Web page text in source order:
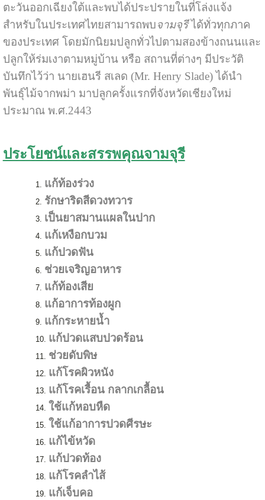
ตะวันออกเฉียงใต้และพบได้ประปรายในที่โล่งแจ้ง
สำหรับในประเทศไทยสามารถพบจามจุรีได้ทั่วทุกภาค
ของประเทศ โดยมักนิยมปลูกทั่วไปตามสองข้างถนนและ
ปลูกให้ร่มเงาตามหมู่บ้าน หรือ สถานที่ต่างๆ มีประวัติ
บันทึกไว้ว่า นายเฮนรี สเลด (Mr. Henry Slade) ได้นำ
พันธุ์ไม้จากพม่า มาปลูกครั้งแรกที่จังหวัดเชียงใหม่
ประมาณ พ.ศ.2443
ประโยชน์และสรรพคุณจามจุรี
แก้ท้องร่วง
รักษาริดสีดวงทวาร
เป็นยาสมานแผลในปาก
แก้เหงือกบวม
แก้ปวดฟัน
ช่วยเจริญอาหาร
แก้ท้องเสีย
แก้อาการท้องผูก
แก้กระหายน้ำ
แก้ปวดแสบปวดร้อน
ช่วยดับพิษ
แก้โรคผิวหนัง
แก้โรคเรื้อน กลากเกลื้อน
ใช้แก้หอบหืด
ใช้แก้อาการปวดศีรษะ
แก้ไข้หวัด
แก้ปวดท้อง
แก้โรคลำไส้
แก้เจ็บคอ